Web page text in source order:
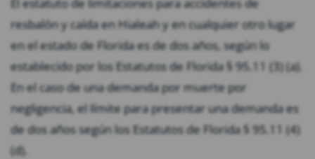
resbalón y caída en Hialeah y en cualquier otro lugar
en el estado de Florida es de dos años, según lo
establecido por los Estatutos de Florida § 95.11 (3) (a).
En el caso de una demanda por muerte por
negligencia, el límite para presentar una demanda es
de dos años según los Estatutos de Florida § 95.11 (4)
(d).